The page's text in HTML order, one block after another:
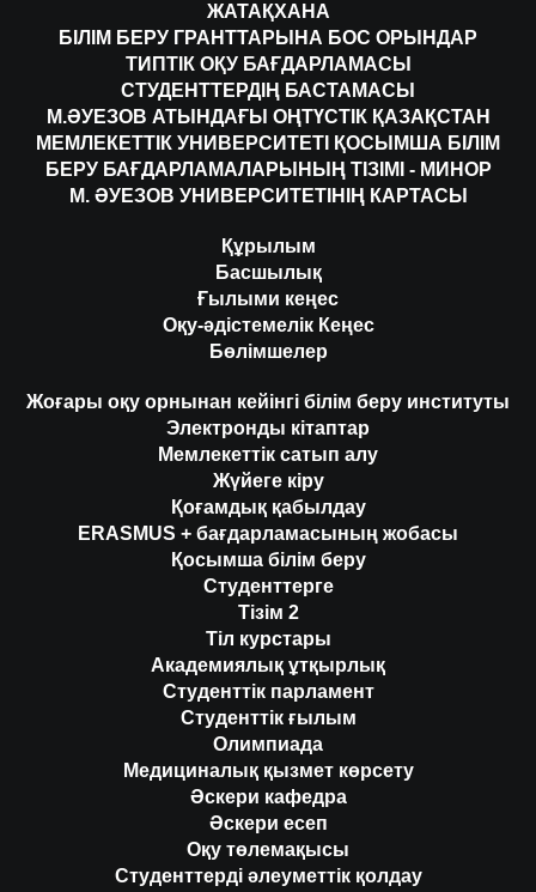
ЖАТАҚХАНА
БІЛІМ БЕРУ ГРАНТТАРЫНА БОС ОРЫНДАР
ТИПТІК ОҚУ БАҒДАРЛАМАСЫ
СТУДЕНТТЕРДІҢ БАСТАМАСЫ
М.ӘУЕЗОВ АТЫНДАҒЫ ОҢТҮСТІК ҚАЗАҚСТАН
МЕМЛЕКЕТТІК УНИВЕРСИТЕТІ ҚОСЫМША БІЛІМ
БЕРУ БАҒДАРЛАМАЛАРЫНЫҢ ТІЗІМІ - МИНОР
М. ӘУЕЗОВ УНИВЕРСИТЕТІНІҢ КАРТАСЫ
Құрылым
Басшылық
Ғылыми кеңес
Оқу-әдістемелік Кеңес
Бөлімшелер
Жоғары оқу орнынан кейінгі білім беру институты
Электронды кітаптар
Мемлекеттік сатып алу
Жүйеге кіру
Қоғамдық қабылдау
ERASMUS + бағдарламасының жобасы
Қосымша білім беру
Студенттерге
Тізім 2
Тіл курстары
Академиялық ұтқырлық
Студенттік парламент
Студенттік ғылым
Олимпиада
Медициналық қызмет көрсету
Әскери кафедра
Әскери есеп
Оқу төлемақысы
Студенттерді әлеуметтік қолдау